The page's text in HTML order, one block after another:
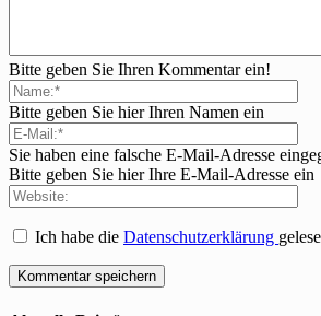
Bitte geben Sie Ihren Kommentar ein!
Bitte geben Sie hier Ihren Namen ein
Sie haben eine falsche E-Mail-Adresse
Bitte geben Sie hier Ihre E-Mail-Adresse ein
Ich habe die Datenschutzerklärung